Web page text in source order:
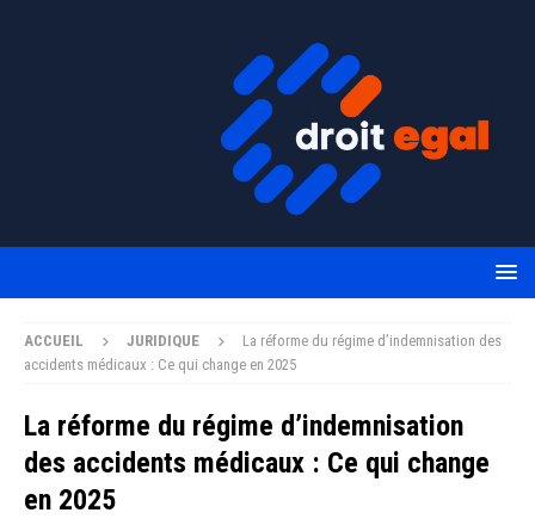
ACCUEIL JURIDIQUE
La réforme du régime d’indemnisation des
accidents médicaux : Ce qui change en 2025
La réforme du régime d’indemnisation
des accidents médicaux : Ce qui change
en 2025